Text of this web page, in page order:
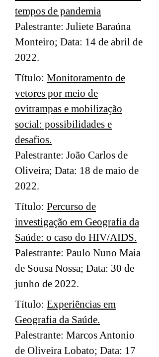
tempos de pandemia
Palestrante: Juliete Baraúna
Monteiro; Data: 14 de abril de
2022.
Título: Monitoramento de
vetores por meio de
ovitrampas e mobilização
social: possibilidades e
desafios.
Palestrante: João Carlos de
Oliveira; Data: 18 de maio de
2022.
Título: Percurso de
investigação em Geografia da
Saúde: o caso do HIV/AIDS.
Palestrante: Paulo Nuno Maia
de Sousa Nossa; Data: 30 de
junho de 2022.
Título: Experiências em
Geografia da Saúde.
Palestrante: Marcos Antonio
de Oliveira Lobato; Data: 17